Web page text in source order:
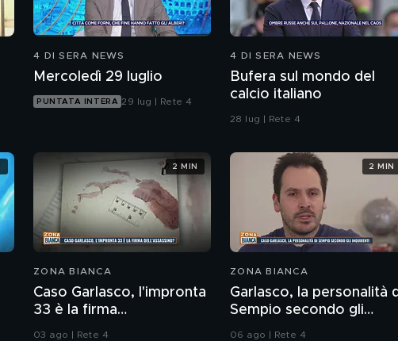
4 DI SERA NEWS
Mercoledì 29 luglio
PUNTATA INTERA 29 lug | Rete 4
4 DI SERA NEWS
Bufera sul mondo del
calcio italiano
28 lug | Rete 4
ZONA BIANCA
Caso Garlasco, l'impronta
33 è la firma
dell'assassino?
03 ago | Rete 4
2 MIN
ZONA BIANCA
Garlasco, la personalità
Sempio secondo gli
inquirenti
06 ago | Rete 4
2 MIN